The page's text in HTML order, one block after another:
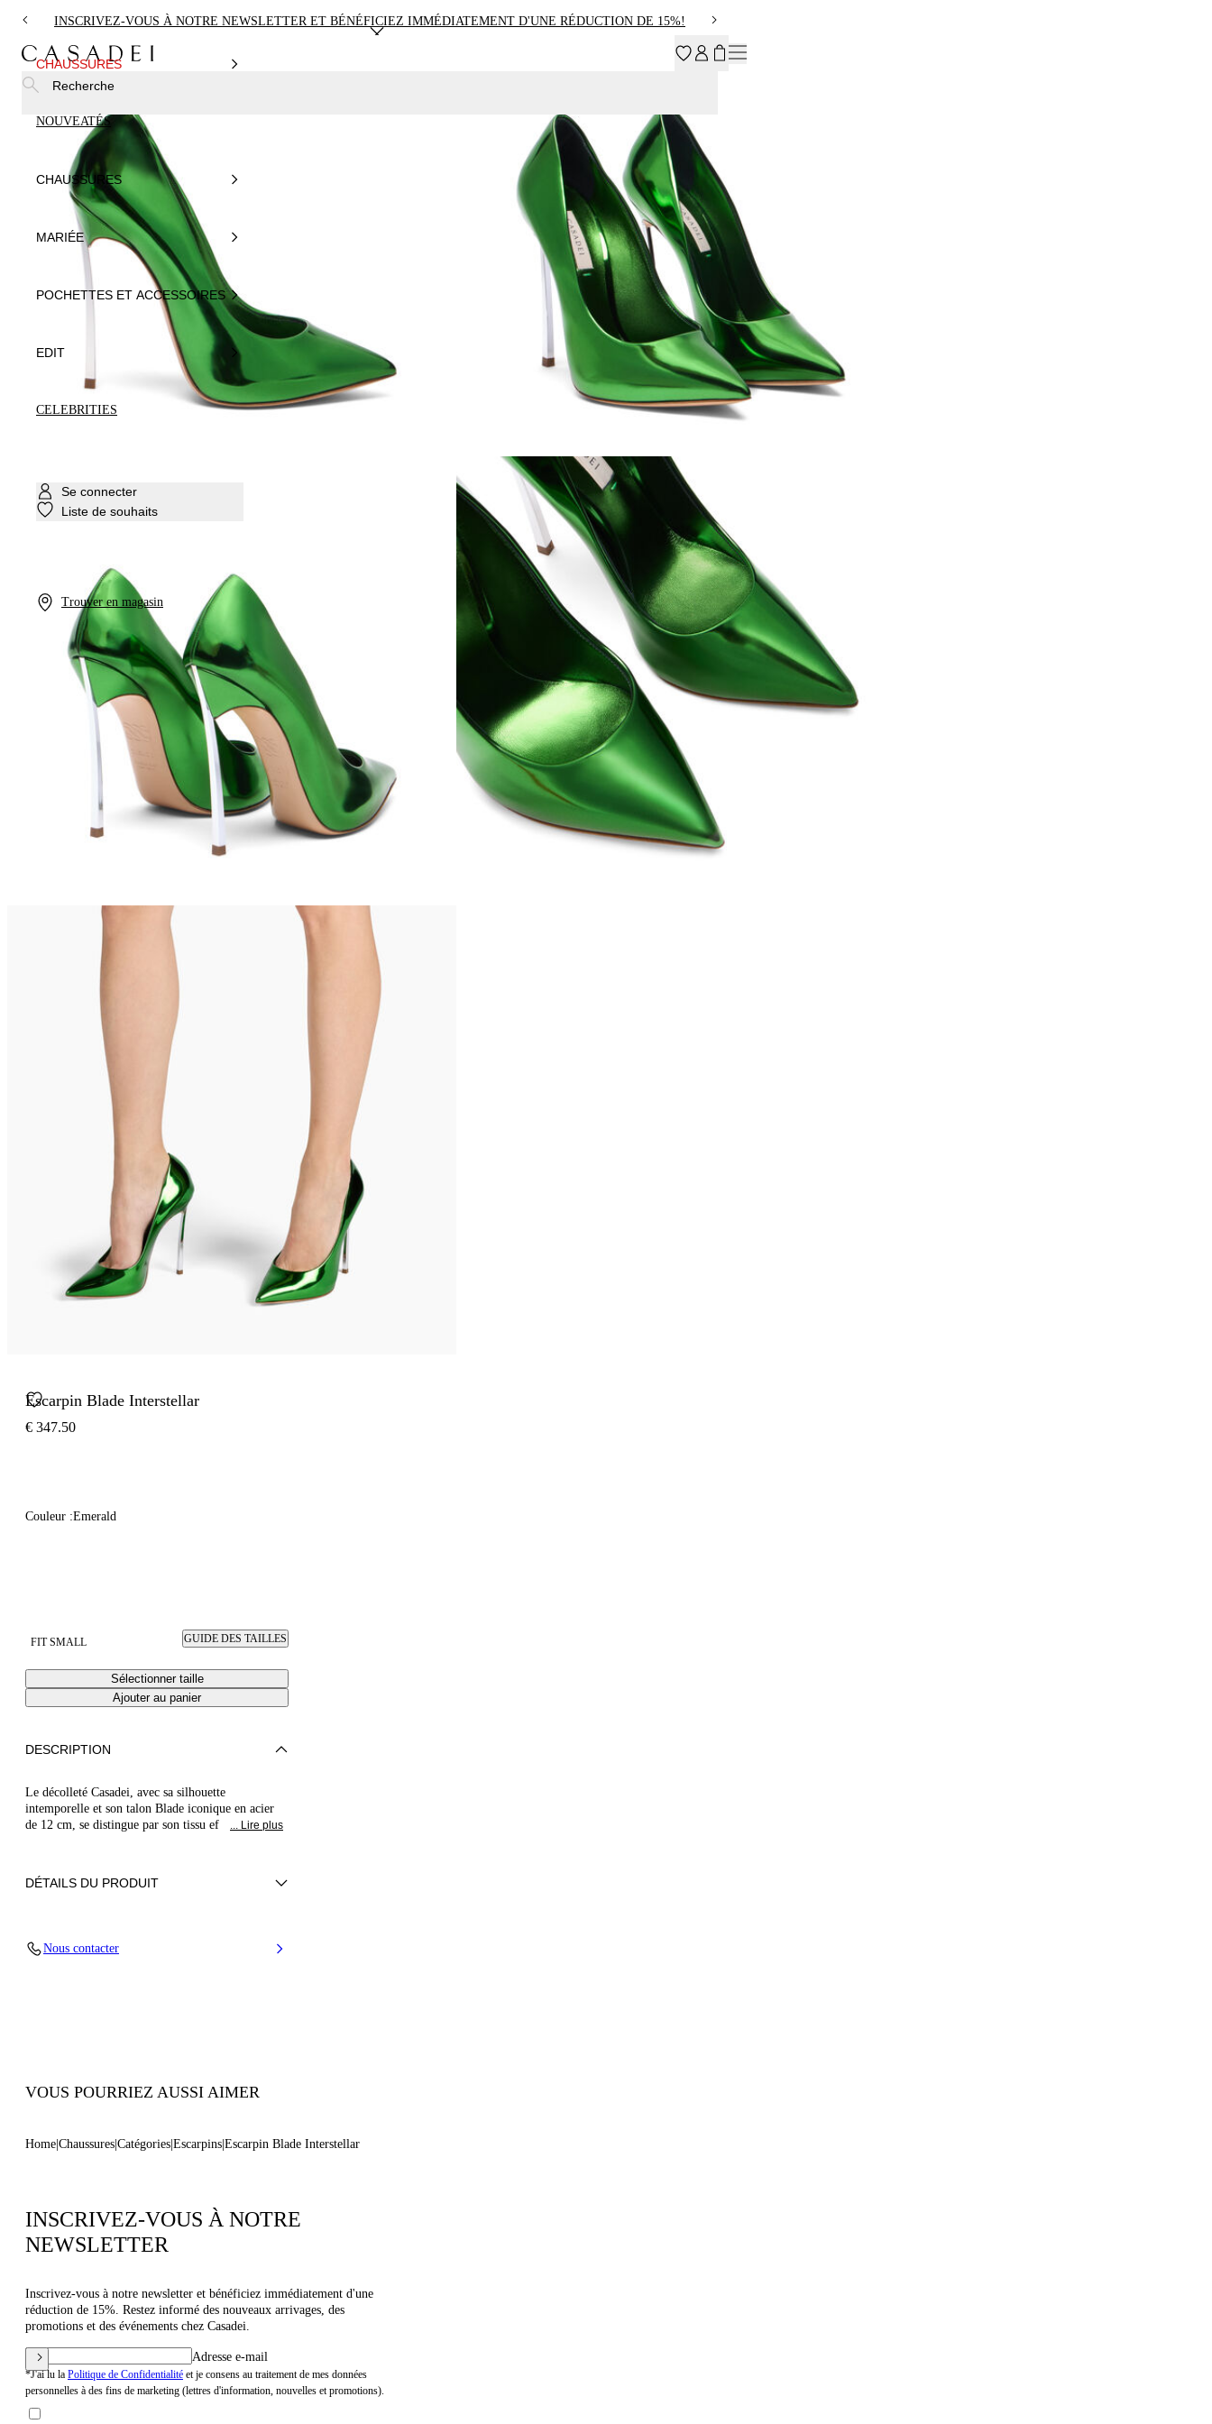
INSCRIVEZ-VOUS À NOTRE NEWSLETTER ET BÉNÉFICIEZ IMMÉDIATEMENT D'UNE RÉDUCTION DE 15%!
CHAUSSURES
NOUVEATÉS
CHAUSSURES
MARIÉE
POCHETTES ET ACCESSOIRES
EDIT
CELEBRITIES
Se connecter
Liste de souhaits
Trouver en magasin
Recherche
Escarpin Blade Interstellar
€ 347.50
Couleur :Emerald
FIT SMALL GUIDE DES TAILLES
Sélectionner taille
Ajouter au panier
DESCRIPTION
Le décolleté Casadei, avec sa silhouette
intemporelle et son talon Blade iconique en acier
de 12 cm, se distingue par son tissu ef
... Lire plus
DÉTAILS DU PRODUIT
Nous contacter
VOUS POURRIEZ AUSSI AIMER
Home Chaussures Catégories Escarpins Escarpin Blade Interstellar
INSCRIVEZ-VOUS À NOTRE
NEWSLETTER
Inscrivez-vous à notre newsletter et bénéficiez immédiatement d'une
réduction de 15%. Restez informé des nouveaux arrivages, des
promotions et des événements chez Casadei.
Adresse e-mail
*J'ai lu la Politique de Confidentialité et je consens au traitement de mes données
personnelles à des fins de marketing (lettres d'information, nouvelles et promotions).